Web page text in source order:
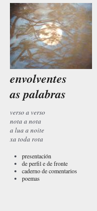
envolventes
as palabras
verso a verso
nota a nota
a lua a noite
xa toda rota
presentación
de perfil e de fronte
caderno de comentarios
poemas